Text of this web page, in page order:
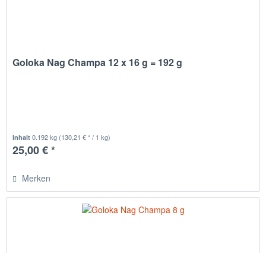
Goloka Nag Champa 12 x 16 g = 192 g
Inhalt0.192 kg (130,21 € * / 1 kg)
25,00 € *
Merken